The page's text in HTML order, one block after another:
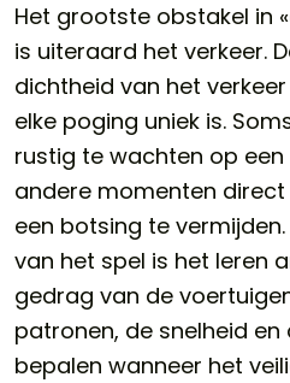
Het grootste obstakel in
is uiteraard het verkeer.
dichtheid van het
elke poging uniek is.
rustig te wachten op
andere momenten
een botsing te
van het spel is het leren
gedrag van de
patronen, de snelheid
bepalen wanneer het